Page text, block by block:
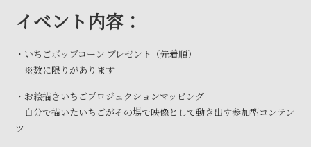
イベント内容：
・いちごポップコーン プレゼント（先着順）
※数に限りがあります
・お絵描きいちごプロジェクションマッピング
自分で描いたいちごがその場で映像として動き出す参加型コンテン
ツ